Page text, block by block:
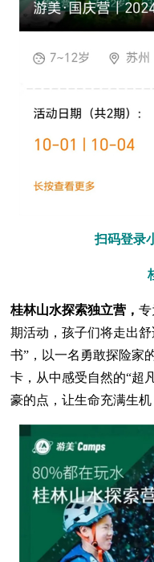
扫码登录
桂林山水探索独立营，
期活动，孩子们将走出
书”，以一名勇敢探险家
卡，从中感受自然的“超
豪的点，让生命充满生机